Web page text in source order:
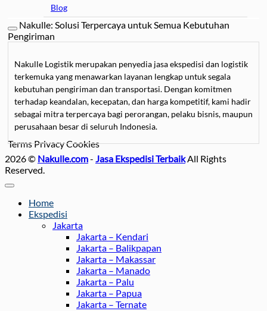
Blog
Nakulle: Solusi Terpercaya untuk Semua Kebutuhan
Pengiriman
Nakulle Logistik merupakan penyedia jasa ekspedisi dan logistik
terkemuka yang menawarkan layanan lengkap untuk segala
kebutuhan pengiriman dan transportasi. Dengan komitmen
terhadap keandalan, kecepatan, dan harga kompetitif, kami hadir
sebagai mitra terpercaya bagi perorangan, pelaku bisnis, maupun
perusahaan besar di seluruh Indonesia.
Kami mengkhususkan diri dalam
dari paket kecil hingga kargo besar, dengan pilihan layanan darat,
laut, dan udara untuk memastikan barang sampai tepat waktu.
motor
car carrier dan towing yang modern serta tim profesional yang
berpengalaman menangani kendaraan dengan hati-hati.
Bagi Anda yang membutuhkanjasa pindahan
kantor, maupun kos-kosan, Nakulle Logistik menawarkan solusi
lengkap mulai dari packing, bongkar pasang furnitur, hingga
transportasi menggunakan truk berpendingin atau box yang luas.
Kami memahami bahwa pindahan adalah momen penting,
sehingga kami memastikan prosesnya berjalan lancar tanpa
TermsPrivacyCookies
2026 © Nakulle.com- Jasa Ekspedisi TerbaikAll Rights
Reserved.
Home
Ekspedisi
Jakarta
Jakarta – Kendari
Jakarta – Balikpapan
Jakarta – Makassar
Jakarta – Manado
Jakarta – Palu
Jakarta – Papua
Jakarta – Ternate